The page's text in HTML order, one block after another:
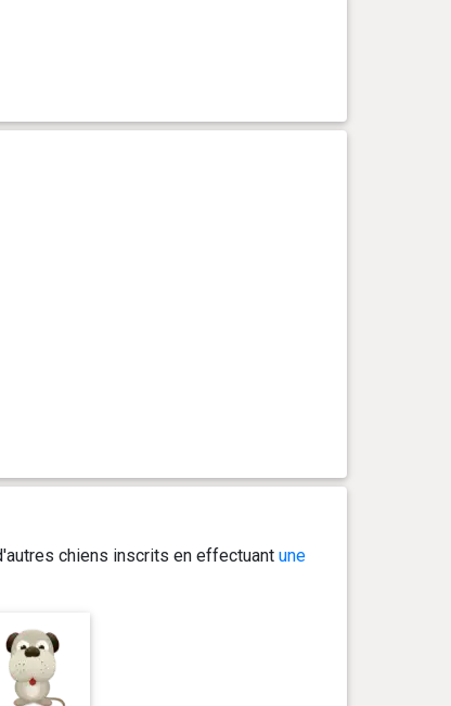
chiens inscrits en effectuant une